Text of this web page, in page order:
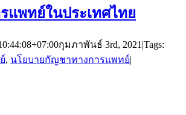
แพทย์ในประเทศไทย
กุมภาพันธ์ 3rd, 2021 |Tags:
, นโยบายกัญชาทางการแพทย์|